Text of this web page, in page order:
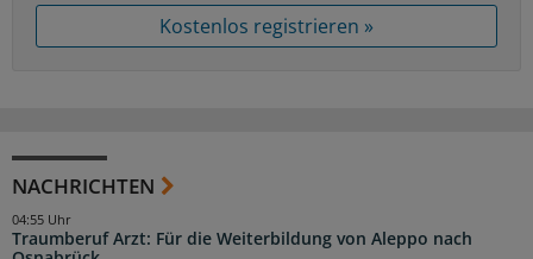
Kostenlos registrieren »
NACHRICHTEN
Traumberuf Arzt: Für die Weiterbildung von Aleppo nach
04:55 Uhr